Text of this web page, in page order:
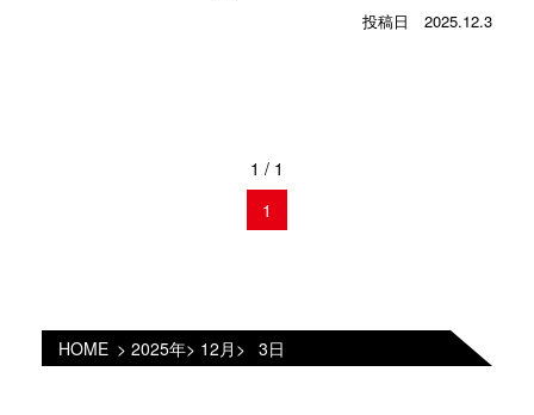
2025.12.3
1 / 1
1
HOME > 2025年> 12月 > 3日